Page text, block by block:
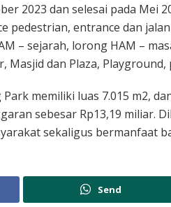
2023 dan selesai pada Mei
pedestrian, entrance dan
– sejarah, lorong HAM –
Masjid dan Plaza, Playground,
Park memiliki luas 7.015 m2,
sebesar Rp13,19 miliar.
sekaligus bermanfaat
Send